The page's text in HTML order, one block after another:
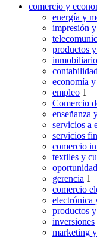
comercio y
energía y
impresión
productos
inmobiliario
contabilidad
economía
empleo 1
Comercio
enseñanza
servicios a
servicios
comercio
textiles y
gerencia 1
comercio
electrónica
productos
inversiones
marketing